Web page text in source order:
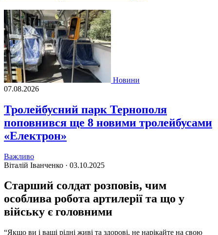
Новини
07.08.2026
Тролейбусний парк Тернополя
поповнився ще 8 новими тролейбусами
«Електрон»
Важливо
Віталій Іванченко · 03.10.2025
Старший солдат розповів, чим
особлива робота артилерії та що у
війську є головними
“Якщо ви і ваші рідні живі та здорові, не нарікайте на свою